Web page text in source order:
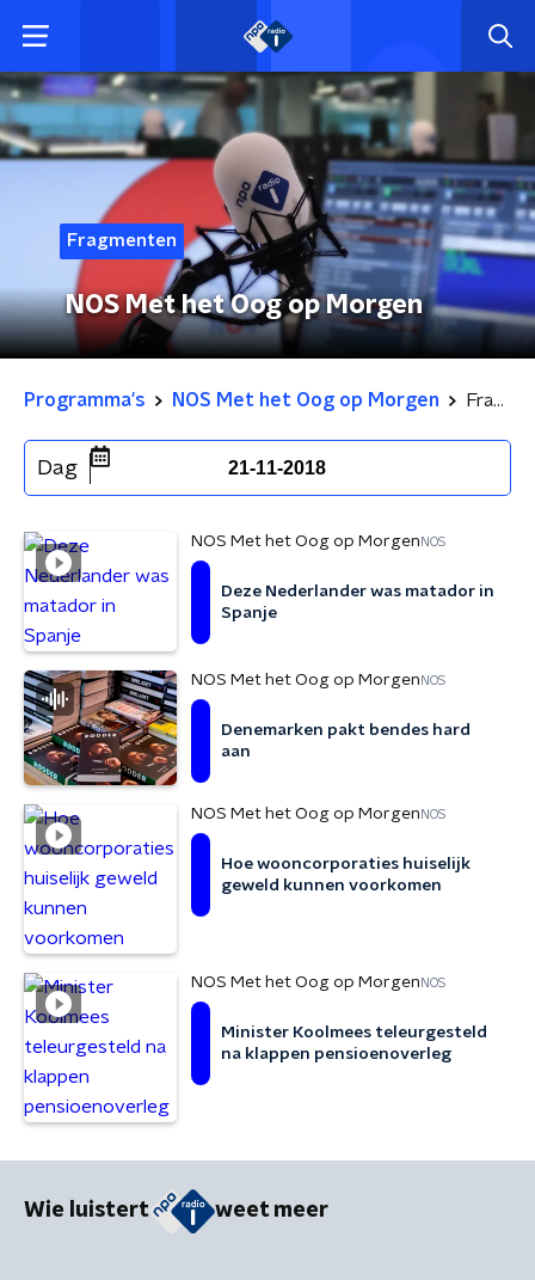
Fragmenten
NOS Met het Oog op Morgen
Programma's NOS Met het Oog op Morgen Fragmenten
Dag 21-11-2018
NOS Met het Oog op Morgen NOS
Deze Nederlander was matador in
Spanje
NOS Met het Oog op Morgen NOS
Denemarken pakt bendes hard
aan
NOS Met het Oog op Morgen NOS
Hoe wooncorporaties huiselijk
geweld kunnen voorkomen
NOS Met het Oog op Morgen NOS
Minister Koolmees teleurgesteld
na klappen pensioenoverleg
Wie luistert weet meer